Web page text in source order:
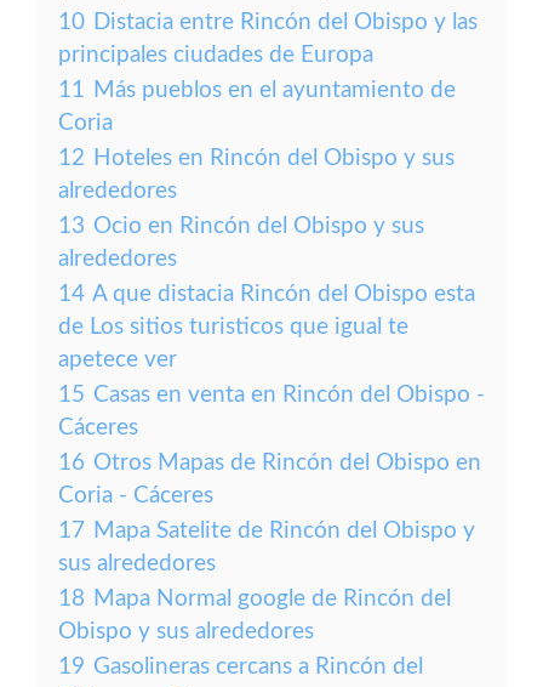
10 Distacia entre Rincón del Obispo y las
principales ciudades de Europa
11 Más pueblos en el ayuntamiento de
Coria
12 Hoteles en Rincón del Obispo y sus
alrededores
13 Ocio en Rincón del Obispo y sus
alrededores
14 A que distacia Rincón del Obispo esta
de Los sitios turisticos que igual te
apetece ver
15 Casas en venta en Rincón del Obispo -
Cáceres
16 Otros Mapas de Rincón del Obispo en
Coria - Cáceres
17 Mapa Satelite de Rincón del Obispo y
sus alrededores
18 Mapa Normal google de Rincón del
Obispo y sus alrededores
19 Gasolineras cercans a Rincón del